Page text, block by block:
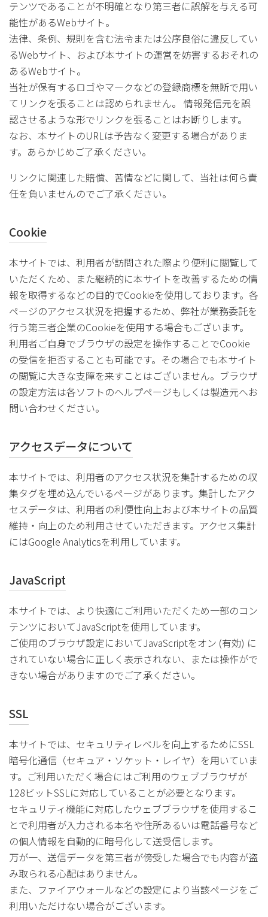
テンツであることが不明確となり第三者に誤解を与える可
能性があるWebサイト。
法律、条例、規則を含む法令または公序良俗に違反してい
るWebサイト、および本サイトの運営を妨害するおそれの
あるWebサイト。
当社が保有するロゴやマークなどの登録商標を無断で用い
てリンクを張ることは認められません。 情報発信元を誤
認させるような形でリンクを張ることはお断りします。
なお、本サイトのURLは予告なく変更する場合がありま
す。あらかじめご了承ください。
リンクに関連した賠償、苦情などに関して、当社は何ら責
任を負いませんのでご了承ください。
Cookie
本サイトでは、利用者が訪問された際より便利に閲覧して
いただくため、また継続的に本サイトを改善するための情
報を取得するなどの目的でCookieを使用しております。各
ページのアクセス状況を把握するため、弊社が業務委託を
行う第三者企業のCookieを使用する場合もございます。
利用者ご自身でブラウザの設定を操作することでCookie
の受信を拒否することも可能です。その場合でも本サイト
の閲覧に大きな支障を来すことはございません。ブラウザ
の設定方法は各ソフトのヘルプページもしくは製造元へお
問い合わせください。
アクセスデータについて
本サイトでは、利用者のアクセス状況を集計するための収
集タグを埋め込んでいるページがあります。集計したアク
セスデータは、利用者の利便性向上および本サイトの品質
維持・向上のため利用させていただきます。アクセス集計
にはGoogle Analyticsを利用しています。
JavaScript
本サイトでは、より快適にご利用いただくため一部のコン
テンツにおいてJavaScriptを使用しています。
ご使用のブラウザ設定においてJavaScriptをオン (有効) に
されていない場合に正しく表示されない、または操作がで
きない場合がありますのでご了承ください。
SSL
本サイトでは、セキュリティレベルを向上するためにSSL
暗号化通信（セキュア・ソケット・レイヤ）を用いていま
す。ご利用いただく場合にはご利用のウェブブラウザが
128ビットSSLに対応していることが必要となります。
セキュリティ機能に対応したウェブブラウザを使用するこ
とで利用者が入力される本名や住所あるいは電話番号など
の個人情報を自動的に暗号化して送受信します。
万が一、送信データを第三者が傍受した場合でも内容が盗
み取られる心配はありません。
また、ファイアウォールなどの設定により当該ページをご
利用いただけない場合がございます。